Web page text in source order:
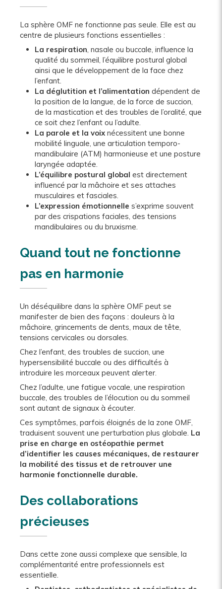
La sphère OMF ne fonctionne pas seule. Elle est au
centre de plusieurs fonctions essentielles :
La respiration , nasale ou buccale, influence la
qualité du sommeil, l’équilibre postural global
ainsi que le développement de la face chez
l’enfant.
La déglutition et l’alimentation dépendent de
la position de la langue, de la force de succion,
de la mastication et des troubles de l’oralité, que
ce soit chez l’enfant ou l’adulte.
La parole et la voix nécessitent une bonne
mobilité linguale, une articulation temporo-
mandibulaire (ATM) harmonieuse et une posture
laryngée adaptée.
L’équilibre postural global est directement
influencé par la mâchoire et ses attaches
musculaires et fasciales.
L’expression émotionnelle s’exprime souvent
par des crispations faciales, des tensions
mandibulaires ou du bruxisme.
Quand tout ne fonctionne
pas en harmonie
Un déséquilibre dans la sphère OMF peut se
manifester de bien des façons : douleurs à la
mâchoire, grincements de dents, maux de tête,
tensions cervicales ou dorsales.
Chez l’enfant, des troubles de succion, une
hypersensibilité buccale ou des difficultés à
introduire les morceaux peuvent alerter.
Chez l’adulte, une fatigue vocale, une respiration
buccale, des troubles de l’élocution ou du sommeil
sont autant de signaux à écouter.
Ces symptômes, parfois éloignés de la zone OMF,
traduisent souvent une perturbation plus globale. La
prise en charge en ostéopathie permet
d’identifier les causes mécaniques, de restaurer
la mobilité des tissus et de retrouver une
harmonie fonctionnelle durable.
Des collaborations
précieuses
Dans cette zone aussi complexe que sensible, la
complémentarité entre professionnels est
essentielle.